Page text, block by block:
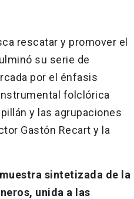
rescatar y promover el
su serie de
por el énfasis
folclórica
y las agrupaciones
Gastón Recart y la
sintetizada de la
unida a las